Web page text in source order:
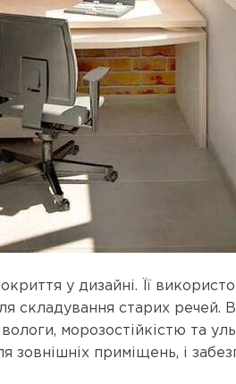
у дизайні. Її
старих речей.
морозостійкістю та
приміщень, і